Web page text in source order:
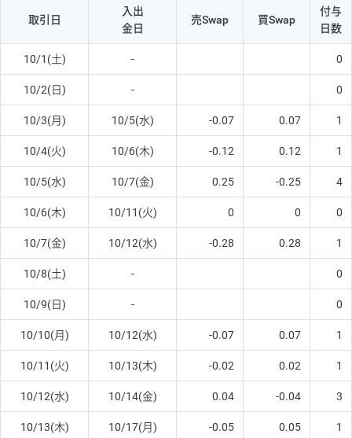
取引日
入出
金日
売Swap 買Swap
付与
日数
10/1(土) - 0
10/2(日) - 0
10/3(月) 10/5(水) -0.07 0.07 1
10/4(火) 10/6(木) -0.12 0.12 1
10/5(水) 10/7(金) 0.25 -0.25 4
10/6(木) 10/11(火) 0 0 0
10/7(金) 10/12(水) -0.28 0.28 1
10/8(土) - 0
10/9(日) - 0
10/10(月) 10/12(水) -0.07 0.07 1
10/11(火) 10/13(木) -0.02 0.02 1
10/12(水) 10/14(金) 0.04 -0.04 3
10/13(木) 10/17(月) -0.05 0.05 1